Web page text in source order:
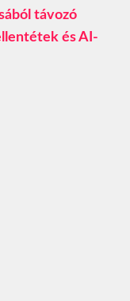
távozó
és AI-